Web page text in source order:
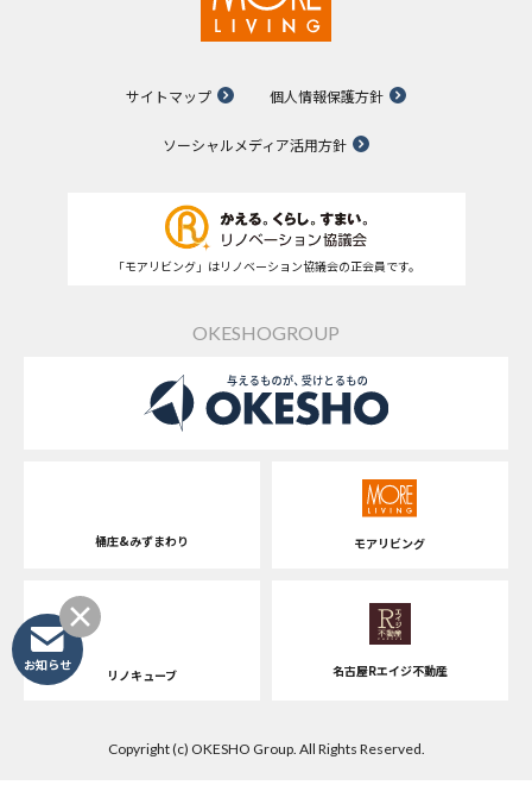
サイトマップ 個人情報保護方針
ソーシャルメディア活用方針
「モアリビング」はリノベーション協議会の正会員です。
OKESHOGROUP
桶庄&みずまわり モアリビング
リノキューブ 名古屋Rエイジ不動産
Copyright (c) OKESHO Group. All Rights Reserved.
お知らせ